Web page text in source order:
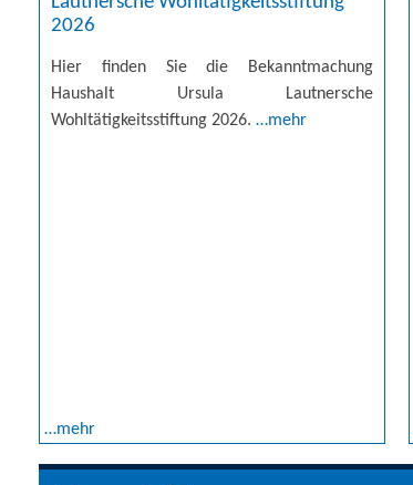
2026
Hier finden Sie die Bekanntmachung
Haushalt Ursula Lautnersche
Wohltätigkeitsstiftung 2026.…mehr
…mehr